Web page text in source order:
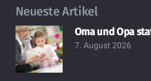
Neueste Artikel
Oma und Opa
7. August 2026